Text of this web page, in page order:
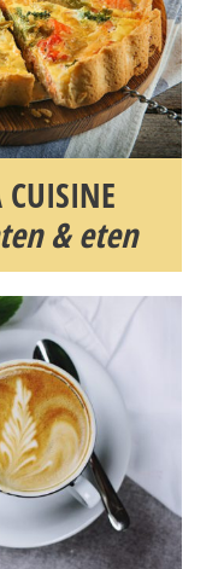
CUISINE
& eten